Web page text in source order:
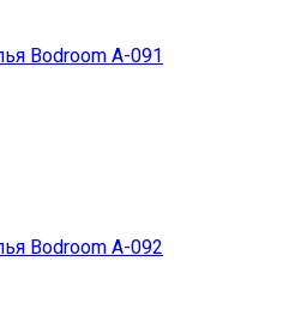
Bodroom A-091
Bodroom A-092